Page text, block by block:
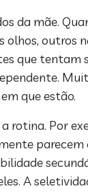
da mãe.
outros
que
que estão.
Por
A